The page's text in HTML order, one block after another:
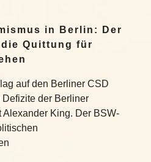
in Berlin: Der
Quittung für
auf den Berliner CSD
der Berliner
Alexander King. Der BSW-